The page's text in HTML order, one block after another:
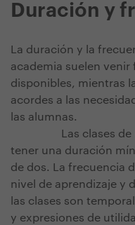
Duración y
La duración y la
academia suelen venir
disponibles, mientras
acordes a las
las
Las clases de
tener una duración
de dos. La frecuencia
nivel de aprendizaje y
las clases son
y expresiones de